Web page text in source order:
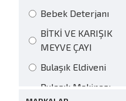
Bebek Deterjanı
BİTKİ VE KARIŞIK
MEYVE ÇAYI
Bulaşık Eldiveni
Bulaşık Makinesı